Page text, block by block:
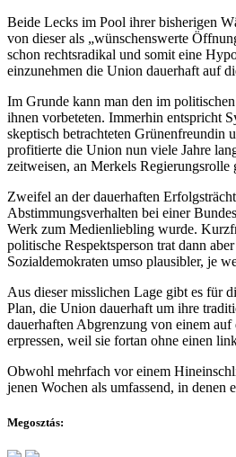
Beide Lecks im Pool ihrer bisherigen
von dieser als „wünschenswerte
schon rechtsradikal und somit eine
einzunehmen die Union dauerhaft auf
Im Grunde kann man den im
ihnen vorbeteten. Immerhin entspricht
skeptisch betrachteten
profitierte die Union nun viele Jahre
zeitweisen, an Merkels
Zweifel an der dauerhaften
Abstimmungsverhalten bei einer
Werk zum Medienliebling wurde.
politische Respektsperson trat dann
Sozialdemokraten umso plausibler, je
Aus dieser misslichen Lage gibt es für
Plan, die Union dauerhaft um ihre
dauerhaften Abgrenzung von einem
erpressen, weil sie fortan ohne einen
Obwohl mehrfach vor einem
jenen Wochen als umfassend, in denen
Megosztás: